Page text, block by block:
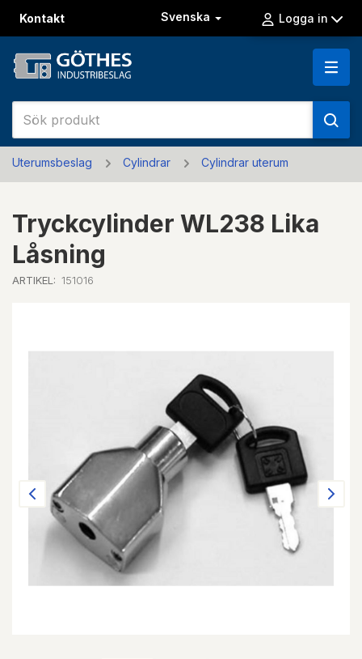
Kontakt Svenska Logga in
Uterumsbeslag Cylindrar Cylindrar uterum
Tryckcylinder WL238 Lika
Låsning
ARTIKEL: 151016